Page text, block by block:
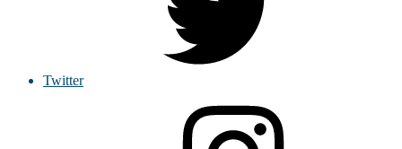
Twitter